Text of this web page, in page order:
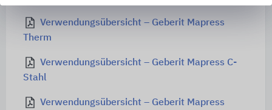
Verwendungsübersicht – Geberit Mapress
Therm
Verwendungsübersicht – Geberit Mapress C-
Stahl
Verwendungsübersicht – Geberit Mapress